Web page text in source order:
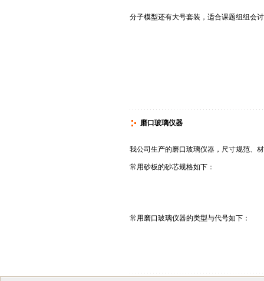
分子模型还有大号套装，适合课题组组会
磨口玻璃仪器
我公司生产的磨口玻璃仪器，尺寸规范、
常用砂板的砂芯规格如下：
常用磨口玻璃仪器的类型与代号如下：